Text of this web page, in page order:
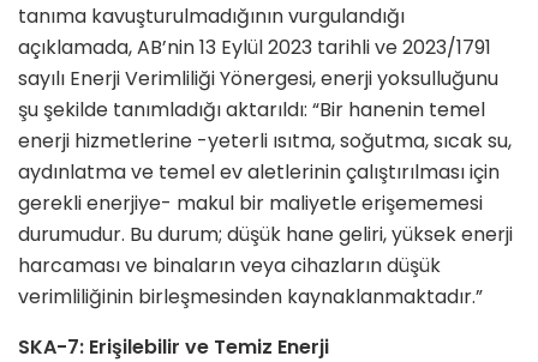
tanıma kavuşturulmadığının vurgulandığı
açıklamada, AB’nin 13 Eylül 2023 tarihli ve 2023/1791
sayılı Enerji Verimliliği Yönergesi, enerji yoksulluğunu
şu şekilde tanımladığı aktarıldı: “Bir hanenin temel
enerji hizmetlerine -yeterli ısıtma, soğutma, sıcak su,
aydınlatma ve temel ev aletlerinin çalıştırılması için
gerekli enerjiye- makul bir maliyetle erişememesi
durumudur. Bu durum; düşük hane geliri, yüksek enerji
harcaması ve binaların veya cihazların düşük
verimliliğinin birleşmesinden kaynaklanmaktadır.”
SKA-7: Erişilebilir ve Temiz Enerji